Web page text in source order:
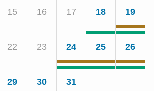
15 16 17 18 19
22 23 24 25 26
29 30 31